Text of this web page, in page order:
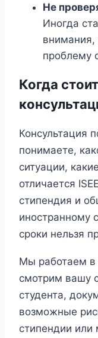
Не
Иногда
внимания,
проблему
Когда
Консультация
понимаете,
ситуации,
отличается
стипендия и
иностранному
сроки нельзя
Мы работаем в
смотрим вашу
студента,
возможные
стипендии или